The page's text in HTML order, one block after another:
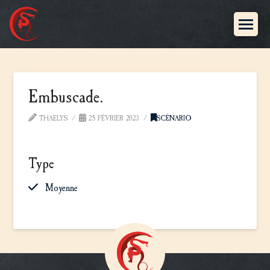
Embuscade.
THAELYS 25 FÉVRIER 2023 SCÉNARIO
Type
Moyenne